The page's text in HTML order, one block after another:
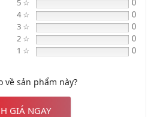
5 ☆ 0
4 ☆ 0
3 ☆ 0
2 ☆ 0
1 ☆ 0
về sản phẩm này?
GIÁ NGAY